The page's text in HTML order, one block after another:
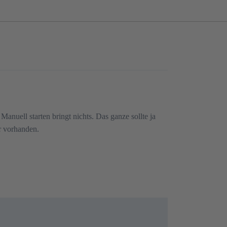
starten bringt nichts. Das ganze sollte ja
vorhanden.